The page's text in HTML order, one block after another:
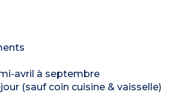
avril à septembre
(sauf coin cuisine & vaisselle)